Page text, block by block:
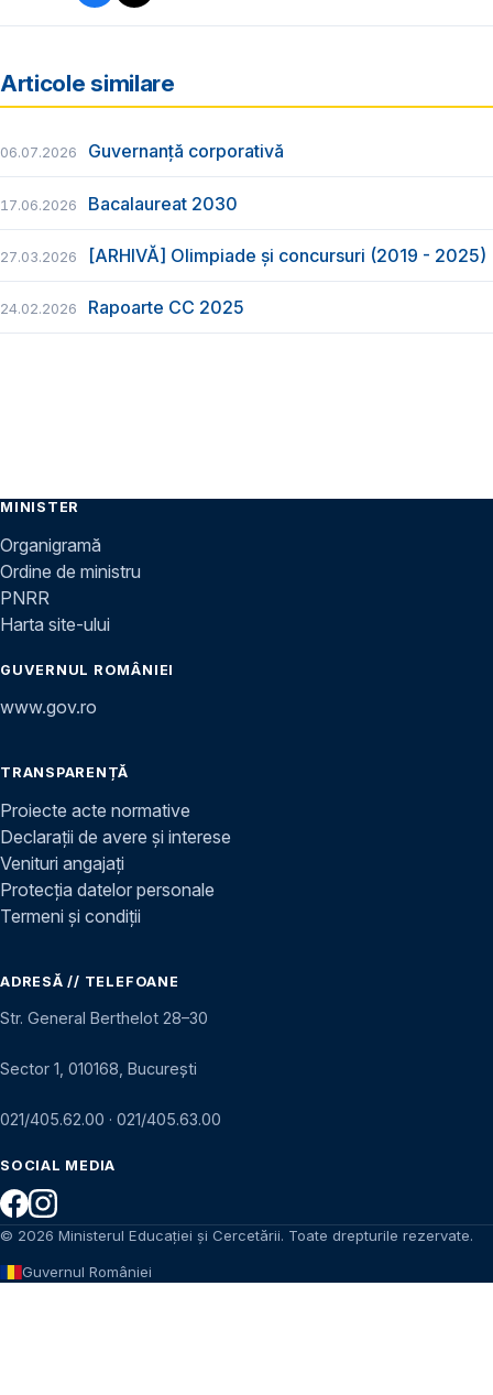
Articole similare
06.07.2026 Guvernanță corporativă
17.06.2026 Bacalaureat 2030
27.03.2026 [ARHIVĂ] Olimpiade și concursuri (2019 - 2025)
24.02.2026 Rapoarte CC 2025
MINISTER
Organigramă
Ordine de ministru
PNRR
Harta site-ului
GUVERNUL ROMÂNIEI
www.gov.ro
TRANSPARENȚĂ
Proiecte acte normative
Declarații de avere și interese
Venituri angajați
Protecția datelor personale
Termeni și condiții
ADRESĂ // TELEFOANE
Str. General Berthelot 28–30
Sector 1, 010168, București
021/405.62.00 · 021/405.63.00
SOCIAL MEDIA
© 2026 Ministerul Educației și Cercetării. Toate drepturile rezervate.
Guvernul României